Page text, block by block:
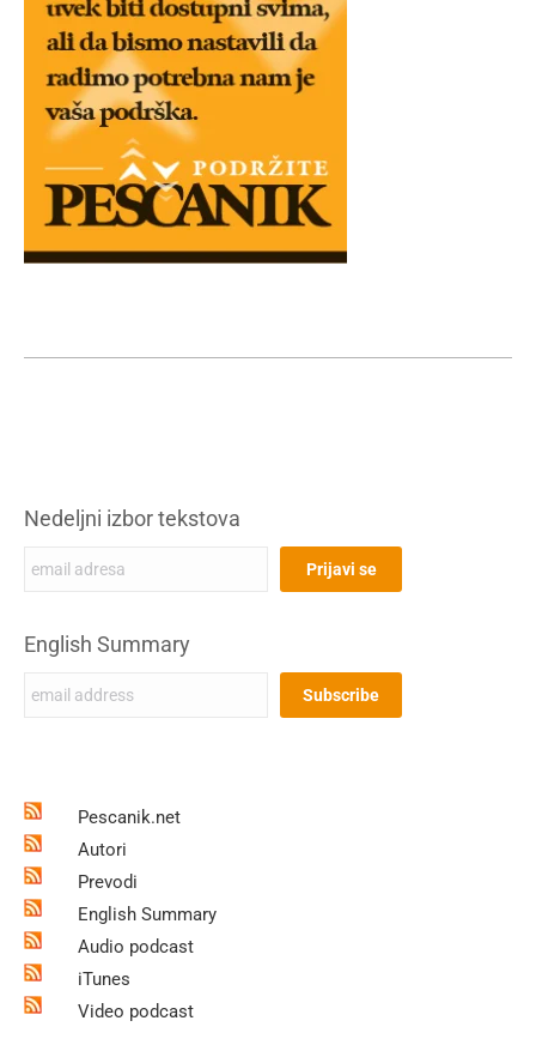
Nedeljni izbor tekstova
English Summary
Pescanik.net
Autori
Prevodi
English Summary
Audio podcast
iTunes
Video podcast